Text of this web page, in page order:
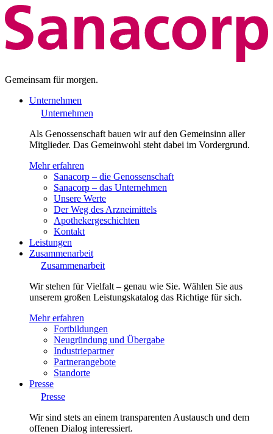
Gemeinsam für morgen.
Unternehmen
Unternehmen
Als Genossenschaft bauen wir auf den Gemeinsinn aller
Mitglieder. Das Gemeinwohl steht dabei im Vordergrund.
Mehr erfahren
Sanacorp – die Genossenschaft
Sanacorp – das Unternehmen
Unsere Werte
Der Weg des Arzneimittels
Apothekergeschichten
Kontakt
Leistungen
Zusammenarbeit
Zusammenarbeit
Wir stehen für Vielfalt – genau wie Sie. Wählen Sie aus
unserem großen Leistungskatalog das Richtige für sich.
Mehr erfahren
Fortbildungen
Neugründung und Übergabe
Industriepartner
Partnerangebote
Standorte
Presse
Presse
Wir sind stets an einem transparenten Austausch und dem
offenen Dialog interessiert.